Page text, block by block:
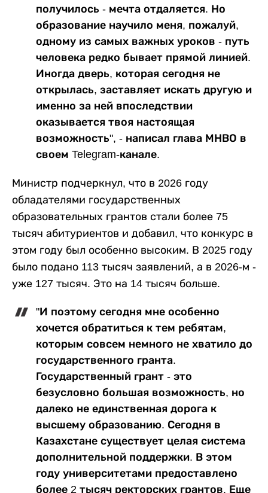
получилось - мечта отдаляется. Но
образование научило меня, пожалуй,
одному из самых важных уроков - путь
человека редко бывает прямой линией.
Иногда дверь, которая сегодня не
открылась, заставляет искать другую и
именно за ней впоследствии
оказывается твоя настоящая
возможность", - написал глава МНВО в
своем Telegram-канале.
Министр подчеркнул, что в 2026 году
обладателями государственных
образовательных грантов стали более 75
тысяч абитуриентов и добавил, что конкурс в
этом году был особенно высоким. В 2025 году
было подано 113 тысяч заявлений, а в 2026-м -
уже 127 тысяч. Это на 14 тысяч больше.
"И поэтому сегодня мне особенно
хочется обратиться к тем ребятам,
которым совсем немного не хватило до
государственного гранта.
Государственный грант - это
безусловно большая возможность, но
далеко не единственная дорога к
высшему образованию. Сегодня в
Казахстане существует целая система
дополнительной поддержки. В этом
году университетами предоставлено
более 2 тысяч ректорских грантов. Еще